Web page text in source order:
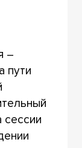
–
пути